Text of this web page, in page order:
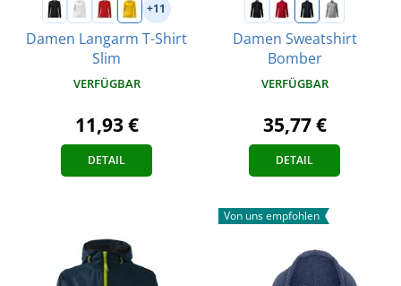
+11
Damen Langarm T-Shirt
Slim
VERFÜGBAR
11,93 €
DETAIL
Damen Sweatshirt
Bomber
VERFÜGBAR
35,77 €
DETAIL
Von uns empfohlen